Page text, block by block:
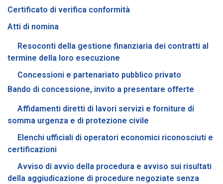
Certificato di verifica conformità
Atti di nomina
Resoconti della gestione finanziaria dei contratti al
termine della loro esecuzione
Concessioni e partenariato pubblico privato
Bando di concessione, invito a presentare offerte
Affidamenti diretti di lavori servizi e forniture di
somma urgenza e di protezione civile
Elenchi ufficiali di operatori economici riconosciuti e
certificazioni
Avviso di avvio della procedura e avviso sui risultati
della aggiudicazione di procedure negoziate senza